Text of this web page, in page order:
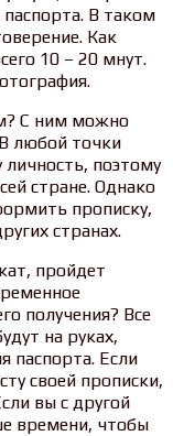
В таком
Как
10 – 20 мнут.
С ним можно
любой точки
поэтому
стране. Однако
прописку,
странах.
пройдет
получения? Все
на руках,
паспорта. Если
своей прописки,
вы с другой
времени, чтобы